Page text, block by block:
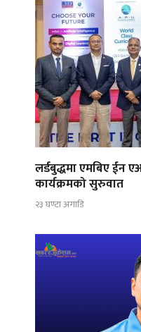
लर्डबुद्धमा एमबिए ईन
कार्यक्रमको सुरुवात
२३ घण्टा अगाडि